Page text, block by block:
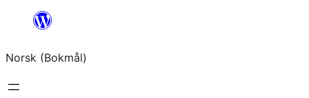
Hopp
innhold
Norsk (Bokmål)